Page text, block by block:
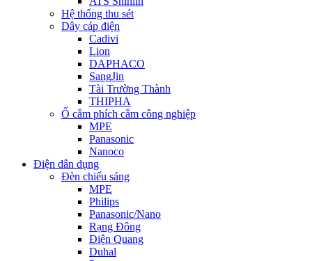
Hệ thống thu sét
Dây cáp điện
Cadivi
Lion
DAPHACO
SangJin
Tài Trường Thành
THIPHA
Ổ cắm phích cắm công nghiệp
MPE
Panasonic
Nanoco
Điện dân dụng
Đèn chiếu sáng
MPE
Philips
Panasonic/Nano
Rạng Đông
Điện Quang
Duhal